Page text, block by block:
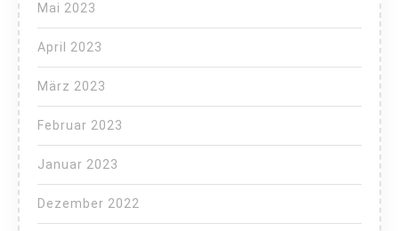
Mai 2023
April 2023
März 2023
Februar 2023
Januar 2023
Dezember 2022